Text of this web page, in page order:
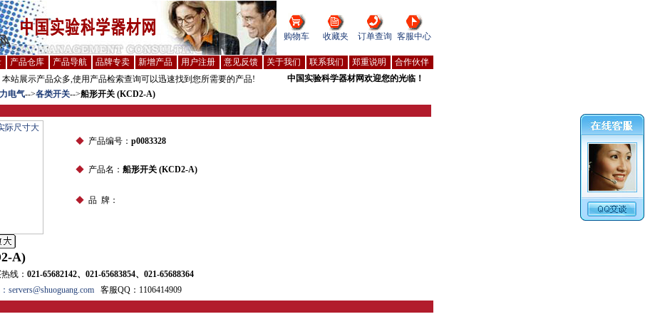
购物车 收藏夹 订单查询 客服中心
产品仓库 产品导航 品牌专卖 新增产品 用户注册 意见反馈 关于我们 联系我们 郑重说明
合作伙伴
站展示产品众多,使用产品检索查询可以迅速找到您所需要的产品!
中国实验科学器材网欢迎您的光临！
电气-->各类开关-->船形开关 (KCD2-A)
◆ 产品编号： p0083328
◆ 产品名： 船形开关 (KCD2-A)
◆ 品 牌：
A)
线： 021-65682142、021-65683854、021-65688364
servers@shuoguang.com客服QQ：1106414909